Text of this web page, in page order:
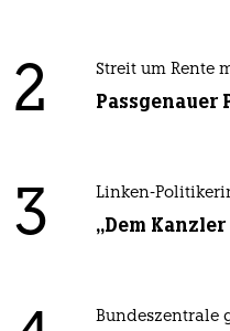
2 Streit um Rente
Passgenauer
3 Linken-
„Dem
Bundeszentrale